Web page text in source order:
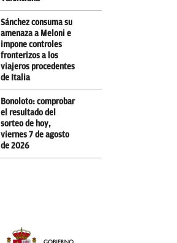
Sánchez consuma su
amenaza a Meloni e
impone controles
fronterizos a los
viajeros procedentes
de Italia
Bonoloto: comprobar
el resultado del
sorteo de hoy,
viernes 7 de agosto
de 2026